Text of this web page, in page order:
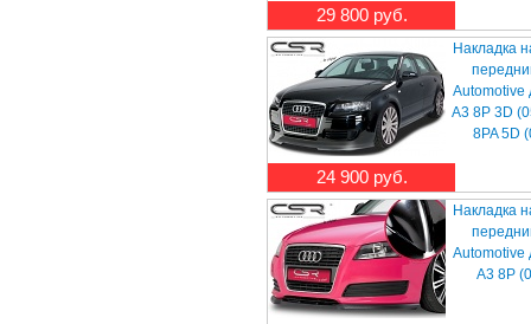
29 800 руб.
24 900 руб.
Накладка
Automotive
A3 8P 3D
8PA 5D
Накладка
Automotive
A3 8P